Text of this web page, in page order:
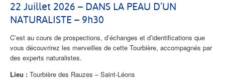
22 Juillet 2026 – DANS LA PEAU D’UN
NATURALISTE – 9h30
C’est au cours de prospections, d’échanges et d’identifications que
vous découvrirez les merveilles de cette Tourbière, accompagnés par
des experts naturalistes.
Lieu : Tourbière des Rauzes – Saint-Léons